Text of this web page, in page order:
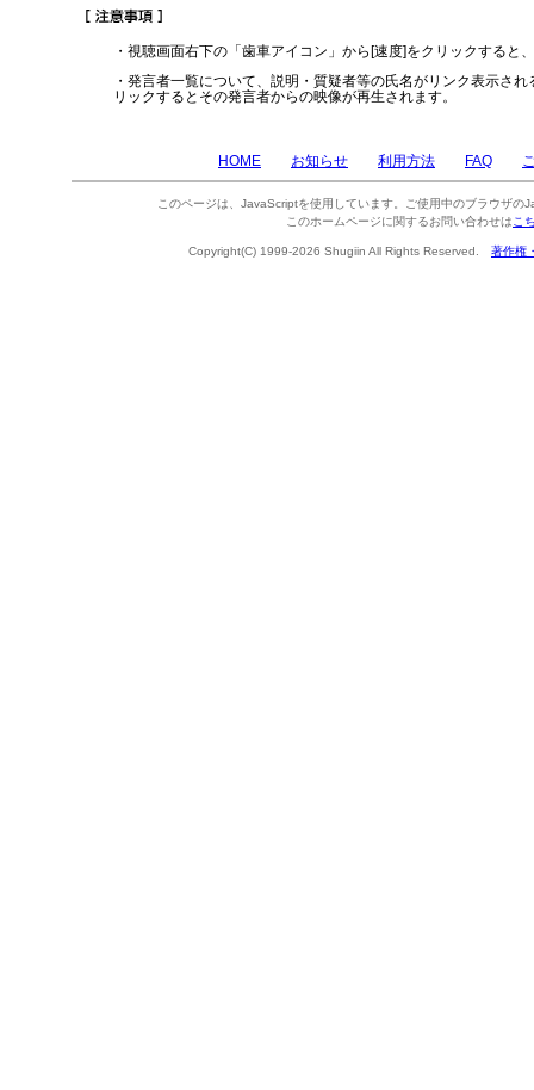
・視聴画面右下の「歯車アイコン」から[速度]をクリックすると
・発言者一覧について、説明・質疑者等の氏名がリンク表示さ
リックするとその発言者からの映像が再生されます。
HOME お知らせ 利用方法 FAQ
このページは、JavaScriptを使用しています。ご使用中のブラウザの
このホームページに関するお問い合わせは こ
Copyright(C) 1999-2026 Shugiin All Rights Reserved. 著作権